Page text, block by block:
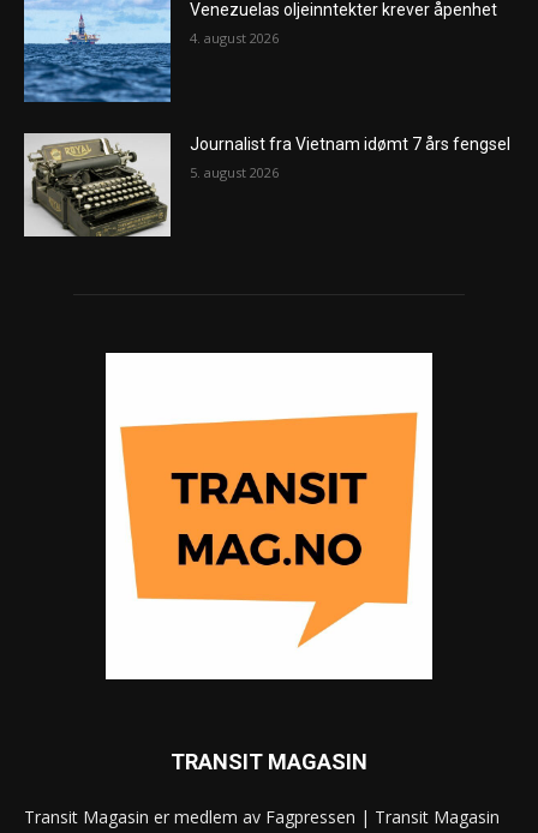
Venezuelas oljeinntekter krever åpenhet
4. august 2026
Journalist fra Vietnam idømt 7 års fengsel
5. august 2026
TRANSIT MAGASIN
Transit Magasin er medlem av Fagpressen | Transit Magasin